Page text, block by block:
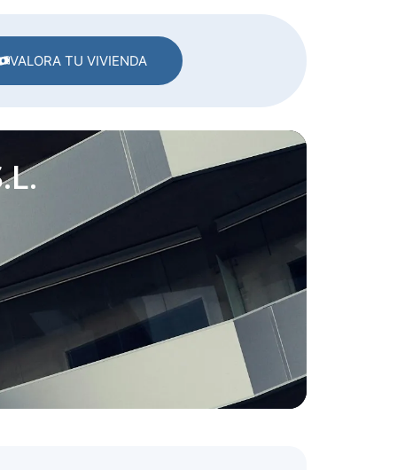
VALORA TU VIVIENDA